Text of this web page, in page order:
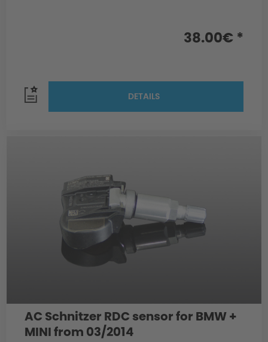
38.00€ *
DETAILS
AC Schnitzer RDC sensor for BMW +
MINI from 03/2014